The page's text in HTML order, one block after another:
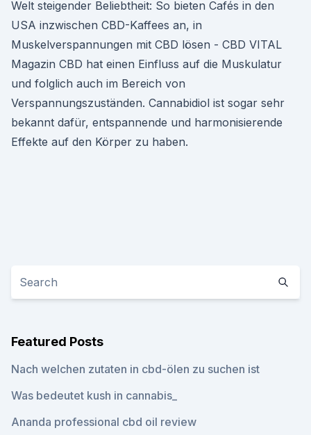
Welt steigender Beliebtheit: So bieten Cafés in den
USA inzwischen CBD-Kaffees an, in
Muskelverspannungen mit CBD lösen - CBD VITAL
Magazin CBD hat einen Einfluss auf die Muskulatur
und folglich auch im Bereich von
Verspannungszuständen. Cannabidiol ist sogar sehr
bekannt dafür, entspannende und harmonisierende
Effekte auf den Körper zu haben.
Featured Posts
Nach welchen zutaten in cbd-ölen zu suchen ist
Was bedeutet kush in cannabis_
Ananda professional cbd oil review